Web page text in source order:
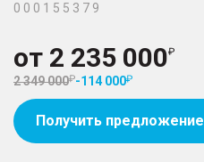
0 0 0 1 5 5 3 7 9
от 2 235 000
2 349 000 -114 000
Получить предложение